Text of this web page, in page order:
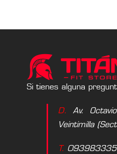
Si tienes alguna
D. Av.
Veintimilla
T.